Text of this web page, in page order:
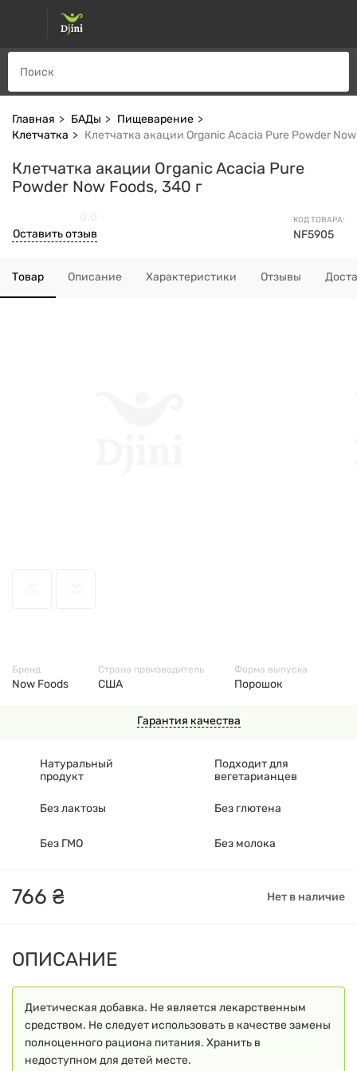
Главная БАДы
Пищеварение
Клетчатка
Клетчатка акации Organic Acacia Pure Powder
Клетчатка акации Organic Acacia Pure
Powder Now Foods, 340 г
КОД ТОВАРА:
NF5905
Оставить отзыв
Товар Описание Характеристики Отзывы
Гарантия качества
766 ₴ Нет в наличие
Натуральный
продукт
Подходит для
вегетарианцев
Без лактозы Без глютена
Без ГМО Без молока
Бренд
Now Foods
Страна производитель
США
Форма выпуска
Порошок
ОПИСАНИЕ
Диетическая добавка. Не является лекарственным
средством. Не следует использовать в качестве замены
полноценного рациона питания. Хранить в
недоступном для детей месте.